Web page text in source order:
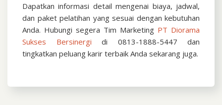
Dapatkan informasi detail mengenai biaya, jadwal,
dan paket pelatihan yang sesuai dengan kebutuhan
Anda. Hubungi segera Tim Marketing PT Diorama
Sukses Bersinergi di 0813-1888-5447 dan
tingkatkan peluang karir terbaik Anda sekarang juga.